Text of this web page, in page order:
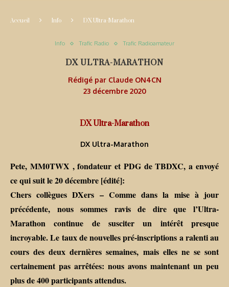
Accueil Info DX Ultra-Marathon
Info Trafic Radio Trafic Radioamateur
DX ULTRA-MARATHON
Rédigé par Claude ON4CN
23 décembre 2020
DX Ultra-Marathon
DX Ultra-Marathon
Pete, MM0TWX , fondateur et PDG de TBDXC, a envoyé
ce qui suit le 20 décembre [édité]:
Chers collègues DXers – Comme dans la mise à jour
précédente, nous sommes ravis de dire que l’Ultra-
Marathon continue de susciter un intérêt presque
incroyable. Le taux de nouvelles pré-inscriptions a ralenti au
cours des deux dernières semaines, mais elles ne se sont
certainement pas arrêtées: nous avons maintenant un peu
plus de 400 participants attendus.